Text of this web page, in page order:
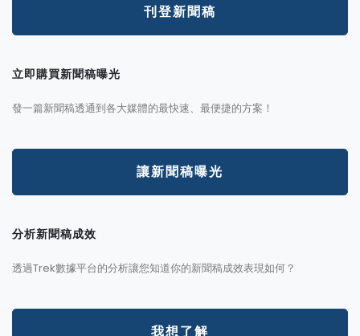
刊登新聞稿
立即購買新聞稿曝光
發一篇新聞稿透通到各大媒體的最快速、最便捷的方案！
讓新聞稿曝光
分析新聞稿成效
透過Trek數據平台的分析讓您知道你的新聞稿成效表現如何？
我想了解